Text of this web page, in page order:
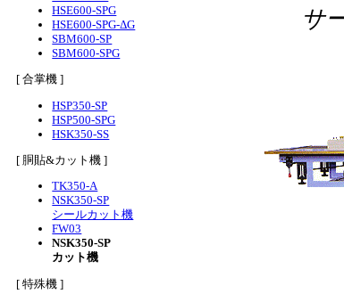
HSE600-SPG
HSE600-SPG-ΔG
SBM600-SP
SBM600-SPG
[ 合掌機 ]
HSP350-SP
HSP500-SPG
HSK350-SS
[ 胴貼&カット機 ]
TK350-A
NSK350-SP
シールカット機
FW03
NSK350-SP
カット機
[ 特殊機 ]
サ